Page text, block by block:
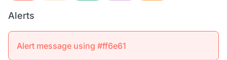
Alerts
Alert message using #ff6e61